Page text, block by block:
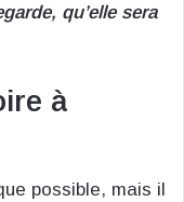
qu’elle sera
à
possible, mais il